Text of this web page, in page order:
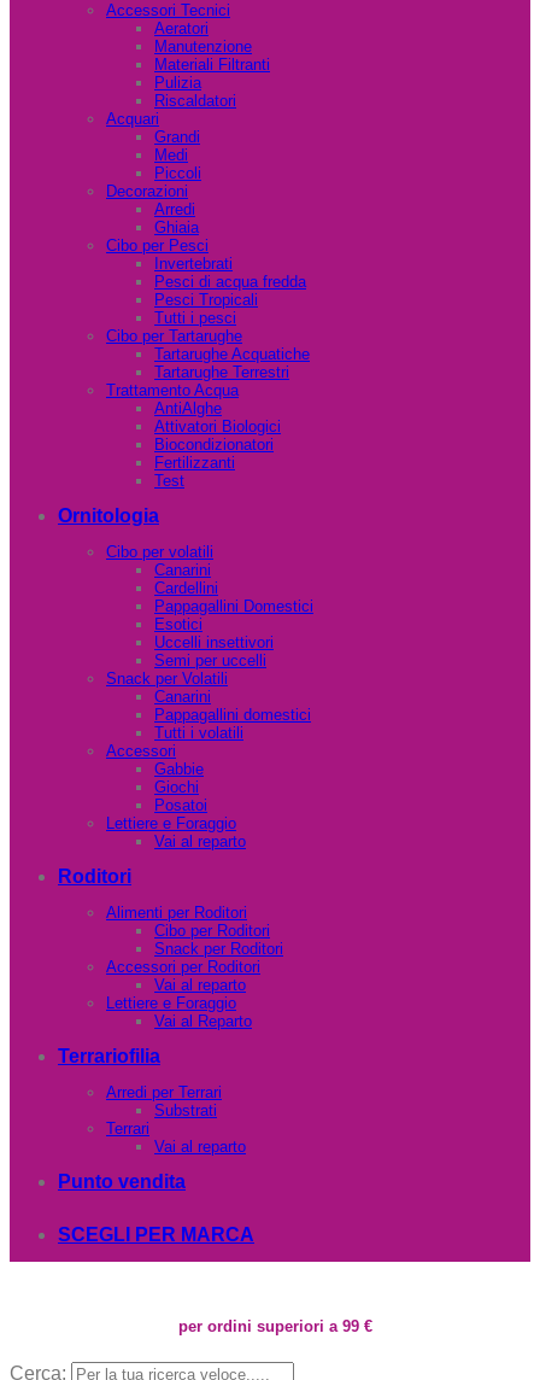
Accessori Tecnici
Aeratori
Manutenzione
Materiali Filtranti
Pulizia
Riscaldatori
Acquari
Grandi
Medi
Piccoli
Decorazioni
Arredi
Ghiaia
Cibo per Pesci
Invertebrati
Pesci di acqua fredda
Pesci Tropicali
Tutti i pesci
Cibo per Tartarughe
Tartarughe Acquatiche
Tartarughe Terrestri
Trattamento Acqua
AntiAlghe
Attivatori Biologici
Biocondizionatori
Fertilizzanti
Test
Ornitologia
Cibo per volatili
Canarini
Cardellini
Pappagallini Domestici
Esotici
Uccelli insettivori
Semi per uccelli
Snack per Volatili
Canarini
Pappagallini domestici
Tutti i volatili
Accessori
Gabbie
Giochi
Posatoi
Lettiere e Foraggio
Vai al reparto
Roditori
Alimenti per Roditori
Cibo per Roditori
Snack per Roditori
Accessori per Roditori
Vai al reparto
Lettiere e Foraggio
Vai al Reparto
Terrariofilia
Arredi per Terrari
Substrati
Terrari
Vai al reparto
Punto vendita
SCEGLI PER MARCA
per ordini superiori a 99 €
Cerca: